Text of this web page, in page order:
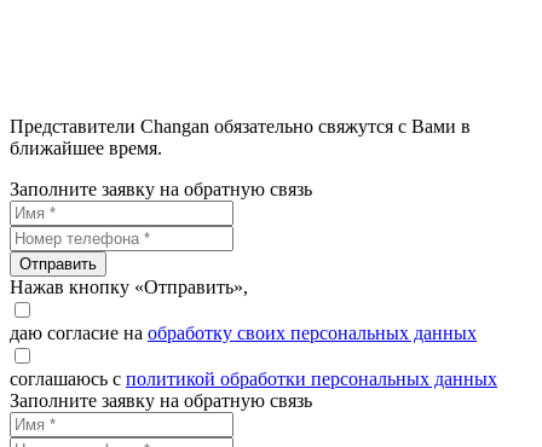
Представители Changan обязательно свяжутся с Вами в
ближайшее время.
Заполните заявку на обратную связь
Отправить
Нажав кнопку «Отправить»,
даю согласие на обработку своих персональных данных
соглашаюсь с политикой обработки персональных данных
Заполните заявку на обратную связь